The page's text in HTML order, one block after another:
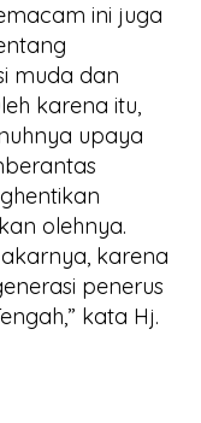
ini juga
muda dan
karena itu,
upaya
olehnya.
karena
penerus
kata Hj.